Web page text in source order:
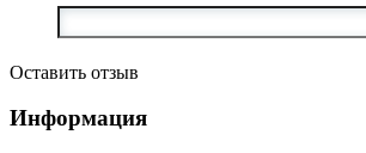
Оставить отзыв
Информация